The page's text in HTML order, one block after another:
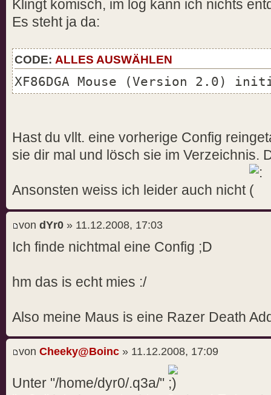
4073 files in pk3 files
execing default.cfg
couldnt exec autoexec.cfg
Hunk_Clear: reset the hunk ok
----- Client Initialization
----- Initializing Renderer ----
-------------------------------
----- Client Initialization
----- R_Init -----
...loading libGL.so.1:
...setting mode 8: 1280 1024
XF86DGA Mouse (Version 2.0)
Using 8/8/8 Color bits, 24
Initializing OpenGL extensions
...ignoring GL_S3_s3tc
...ignoring
Klingt komisch, im log kann ich nichts
Es steht ja da:
CODE: ALLES AUSWÄHLEN
XF86DGA Mouse (Version 2.0)
Hast du vllt. eine vorherige Config
sie dir mal und lösch sie im Verzeichnis.
Ansonsten weiss ich leider auch nicht
von dYr0 » 11.12.2008, 17:03
Ich finde nichtmal eine Config ;D
hm das is echt mies :/
Also meine Maus is eine Razer Death
von Cheeky@Boinc » 11.12.2008, 17:09
Unter "/home/dyr0/.q3a/"